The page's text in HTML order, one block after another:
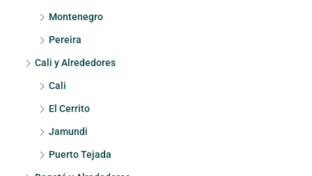
Montenegro
Pereira
Cali y Alrededores
Cali
El Cerrito
Jamundi
Puerto Tejada